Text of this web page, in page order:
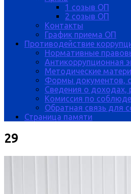
1 созыв ОП
2 созыв ОП
Контакты
График приема ОП
Противодействие
Нормативные
Антикоррупционная
Методические
Формы документов,
Сведения о доходах,
Комиссия по
Обратная связь для
Страница памяти
29